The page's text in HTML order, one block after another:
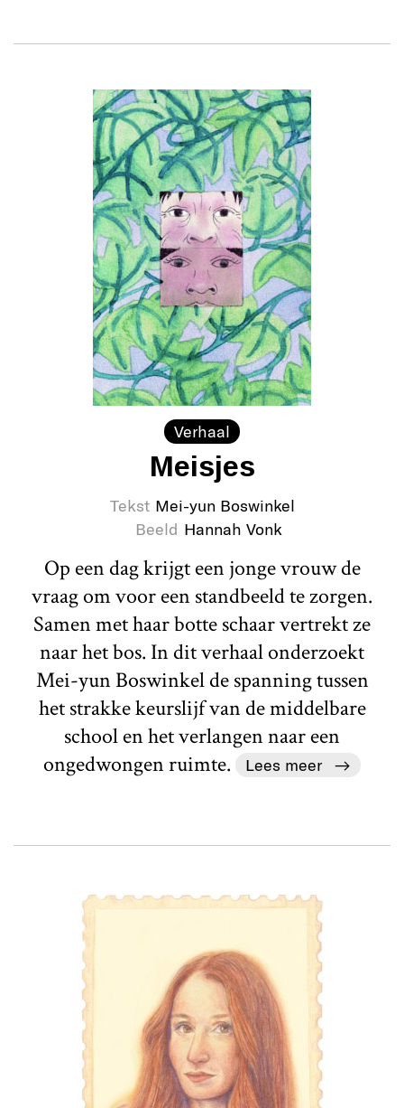
Verhaal
Meisjes
Tekst Mei-yun Boswinkel
Beeld Hannah Vonk
Op een dag krijgt een jonge vrouw de
vraag om voor een standbeeld te zorgen.
Samen met haar botte schaar vertrekt ze
naar het bos. In dit verhaal onderzoekt
Mei-yun Boswinkel de spanning tussen
het strakke keurslijf van de middelbare
school en het verlangen naar een
ongedwongen ruimte.
Lees meer